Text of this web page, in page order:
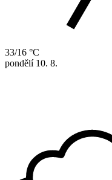
33/16 °C
pondělí 10. 8.